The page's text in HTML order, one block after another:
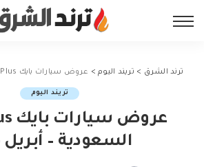
ترند الشرق > تريند اليوم> عروض سيارات بايك U5 Plus في السعودية – أبريل 2025
تريند اليوم
السعودية – أبريل 2025